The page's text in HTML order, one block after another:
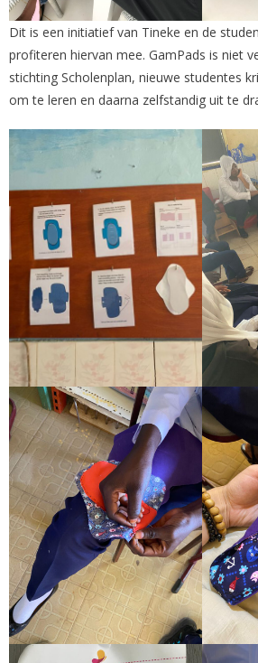
Dit is een initiatief van Tineke en de
profiteren hiervan mee. GamPads is niet
stichting Scholenplan, nieuwe studentes
om te leren en daarna zelfstandig uit te